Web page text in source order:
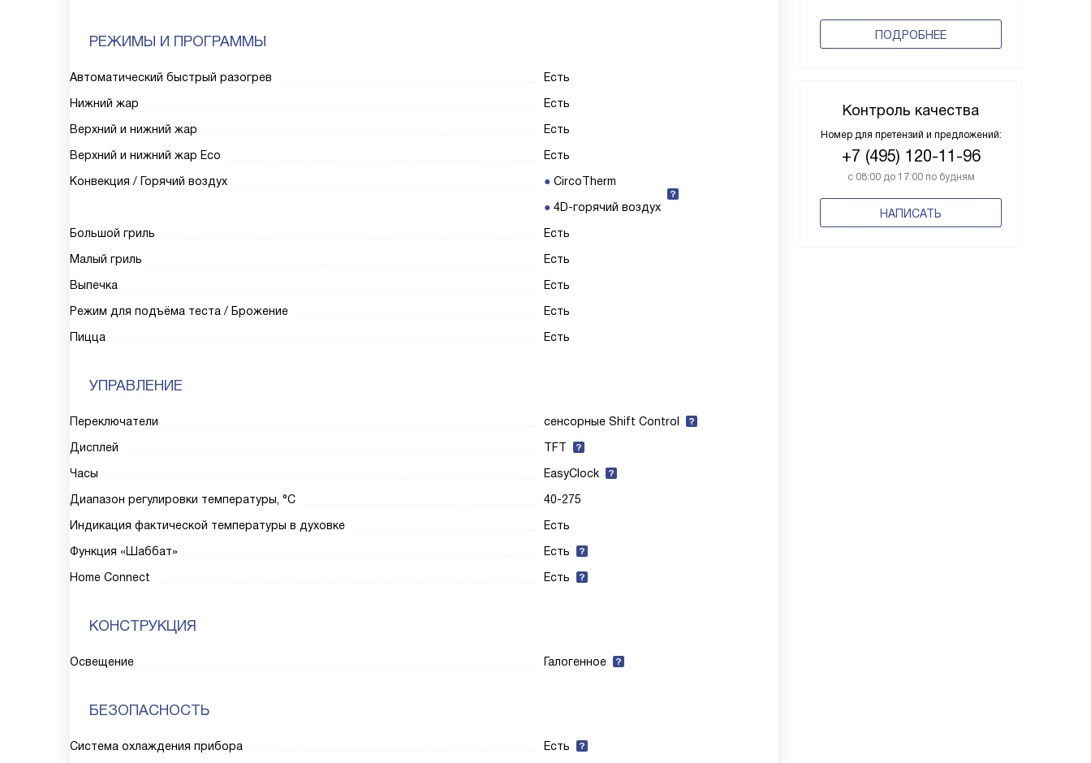
ПОДРОБНЕЕ
Контроль качества
Номер для претензий и предложений:
+7 (495) 120-11-96
с 08:00 до 17:00 по будням
НАПИСАТЬ
РЕЖИМЫ И ПРОГРАММЫ
Автоматический быстрый разогрев
Есть
Нижний жар
Есть
Верхний и нижний жар
Есть
Верхний и нижний жар Eco
Есть
Конвекция / Горячий воздух
CircoTherm
4D-горячий воздух
Большой гриль
Есть
Малый гриль
Есть
Выпечка
Есть
Режим для подъёма теста / Брожение
Есть
Пицца
Есть
УПРАВЛЕНИЕ
Переключатели
сенсорные Shift Control
Дисплей
TFT
Часы
EasyClock
Диапазон регулировки температуры, °С
40-275
Индикация фактической температуры в духовке
Есть
Функция «Шаббат»
Есть
Home Connect
Есть
КОНСТРУКЦИЯ
Освещение Галогенное
БЕЗОПАСНОСТЬ
Система охлаждения прибора Есть